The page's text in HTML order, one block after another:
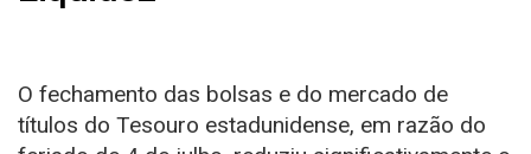
O fechamento das bolsas e do mercado de
títulos do Tesouro estadunidense, em razão do